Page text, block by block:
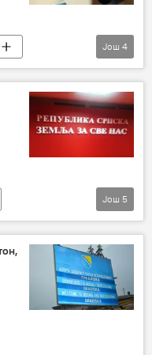
Још 4
(РС)
Још 5